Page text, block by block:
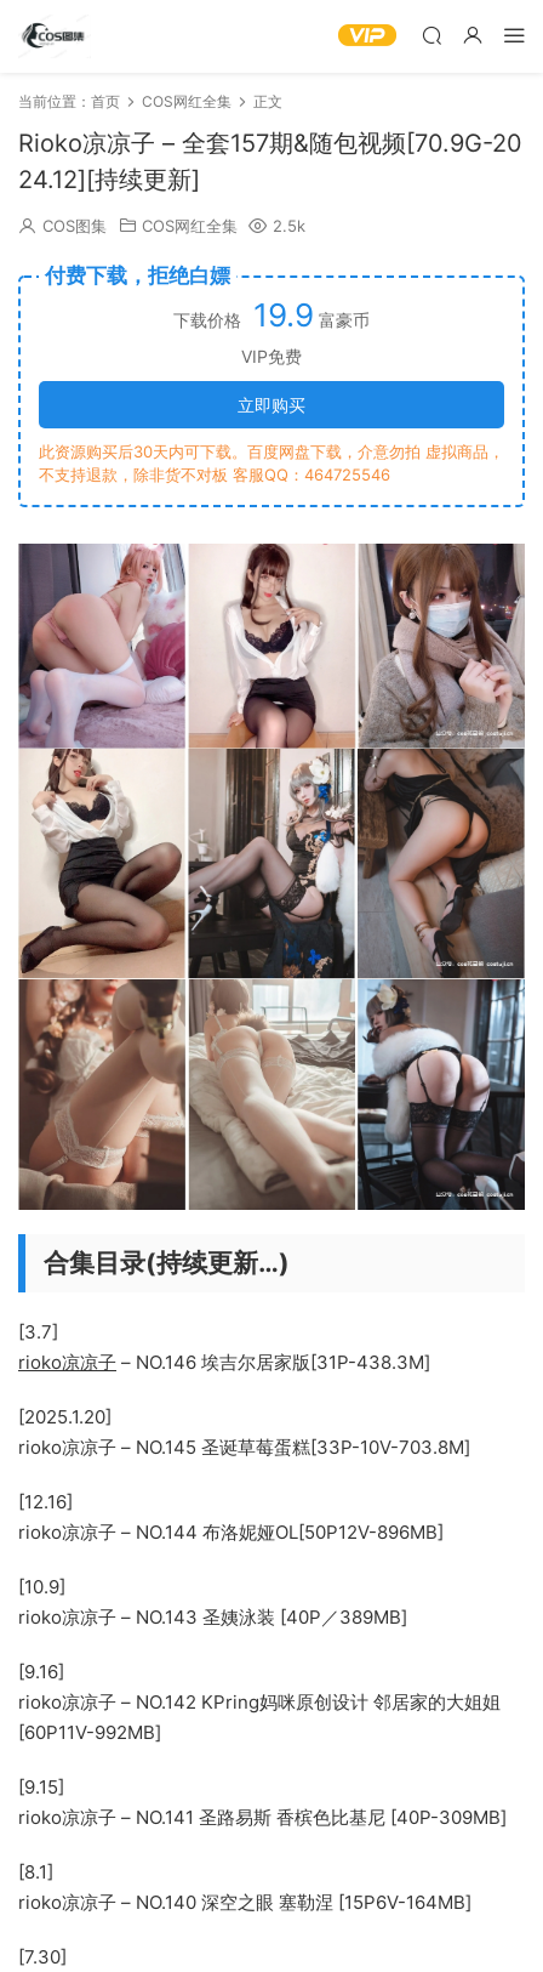
当前位置： 首页 COS网红全集 正文
Rioko凉凉子 – 全套157期&随包视频[70.9G-20
24.12][持续更新]
COS图集 COS网红全集 2.5k
付费下载，拒绝白嫖
下载价格 19.9 富豪币
VIP免费
立即购买
此资源购买后30天内可下载。百度网盘下载，介意勿拍 虚拟商品，
不支持退款，除非货不对板 客服QQ：464725546
合集目录(持续更新…)
[3.7]
rioko凉凉子 – NO.146 埃吉尔居家版[31P-438.3M]
[2025.1.20]
rioko凉凉子 – NO.145 圣诞草莓蛋糕[33P-10V-703.8M]
[12.16]
rioko凉凉子 – NO.144 布洛妮娅OL[50P12V-896MB]
[10.9]
rioko凉凉子 – NO.143 圣姨泳装 [40P／389MB]
[9.16]
rioko凉凉子 – NO.142 KPring妈咪原创设计 邻居家的大姐姐
[60P11V-992MB]
[9.15]
rioko凉凉子 – NO.141 圣路易斯 香槟色比基尼 [40P-309MB]
[8.1]
rioko凉凉子 – NO.140 深空之眼 塞勒涅 [15P6V-164MB]
[7.30]